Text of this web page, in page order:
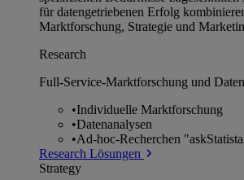
für datengetriebenen Erfolg
Marktforschung, Strategie und
Research
Full-Service-Marktforschung und
•Individuelle Marktforschung
•Datenanalysen
•Ad-hoc-Recherchen
Research Lösungen
Strategy